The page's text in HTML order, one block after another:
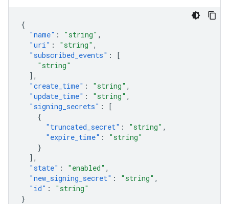
{
"name" : "string" ,
"uri" : "string" ,
"subscribed_events" :
[
"string"
],
"create_time" : "string" ,
"update_time" : "string" ,
"signing_secrets" :
[
{
"truncated_secret" : "string" ,
"expire_time" :
"string"
}
],
"state" : "enabled" ,
"new_signing_secret" : "string" ,
"id" :
"string"
}